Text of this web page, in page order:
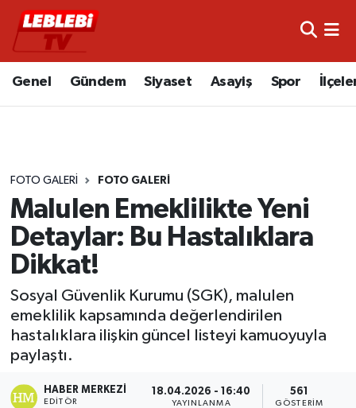
Genel Gündem Siyaset Asayiş Spor
FOTO GALERI FOTO GALERI
Malulen Emeklilikte Yeni
Detaylar: Bu Hastalıklara
Dikkat!
Sosyal Güvenlik Kurumu (SGK), malulen
emeklilik kapsamında değerlendirilen
hastalıklara ilişkin güncel listeyi kamuoyuyla
paylaştı.
HABER MERKEZI
EDITÖR
18.04.2026 - 16:40
YAYINLANMA
561
GÖSTERIM
Hava Durumu
Süper Lig Puan Durumu ve Fikstür
Tüm Manşetler
Son Dakika Haberleri
Haber Arşivi